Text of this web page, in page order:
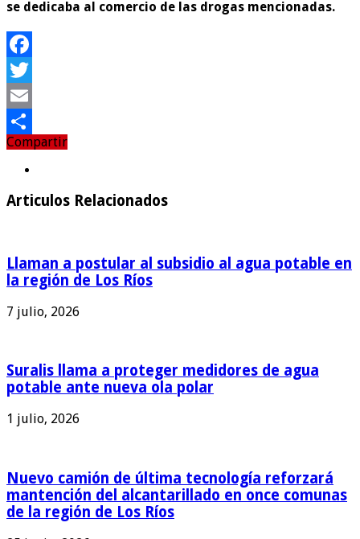
se dedicaba al comercio de las drogas mencionadas.
Facebook
Twitter
Email
Compartir
Compartir
Articulos Relacionados
Llaman a postular al subsidio al agua potable en
la región de Los Ríos
7 julio, 2026
Suralis llama a proteger medidores de agua
potable ante nueva ola polar
1 julio, 2026
Nuevo camión de última tecnología reforzará
mantención del alcantarillado en once comunas
de la región de Los Ríos